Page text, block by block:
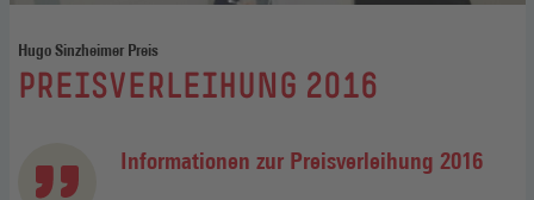
Hugo Sinzheimer Preis
:
PREISVERLEIHUNG 2016
Informationen zur Preisverleihung 2016